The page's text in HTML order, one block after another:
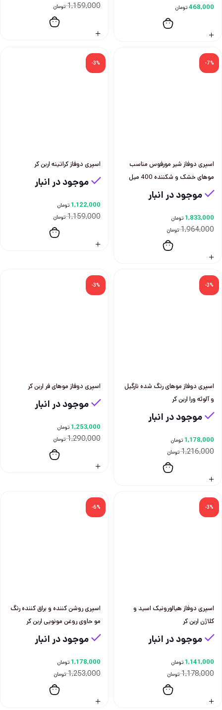
468,000تومان 1,159,000 تومان
-7%
اسپری دوفاز شیر مورفوس مناسب
موهای خشک و شکننده 400 میل
موجود در انبار
1,964,000 تومان
1,833,000 تومان
-3%
اسپری دوفاز کراتینه اربن کر
موجود در انبار
1,159,000 تومان
1,122,000 تومان
-3%
اسپری دوفاز موهای رنگ شده نارگیل
و آلوئه ورا اربن کر
موجود در انبار
1,216,000 تومان
1,178,000 تومان
-3%
اسپری دوفاز موهای فر اربن کر
موجود در انبار
1,290,000 تومان
1,253,000 تومان
-3%
اسپری دوفاز هیالورونیک اسید و
کلاژن اربن کر
موجود در انبار
1,178,000 تومان
1,141,000 تومان
-6%
اسپری روشن کننده و براق کننده رنگ
مو حاوی روغن مونویی اربن کر
موجود در انبار
1,253,000 تومان
1,178,000 تومان